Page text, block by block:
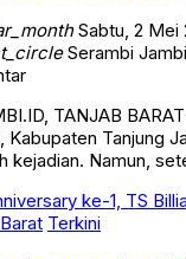
Sabtu, 2 Mei
Serambi Jambi
TANJAB
Kabupaten Tanjung
kejadian. Namun,
Terkini